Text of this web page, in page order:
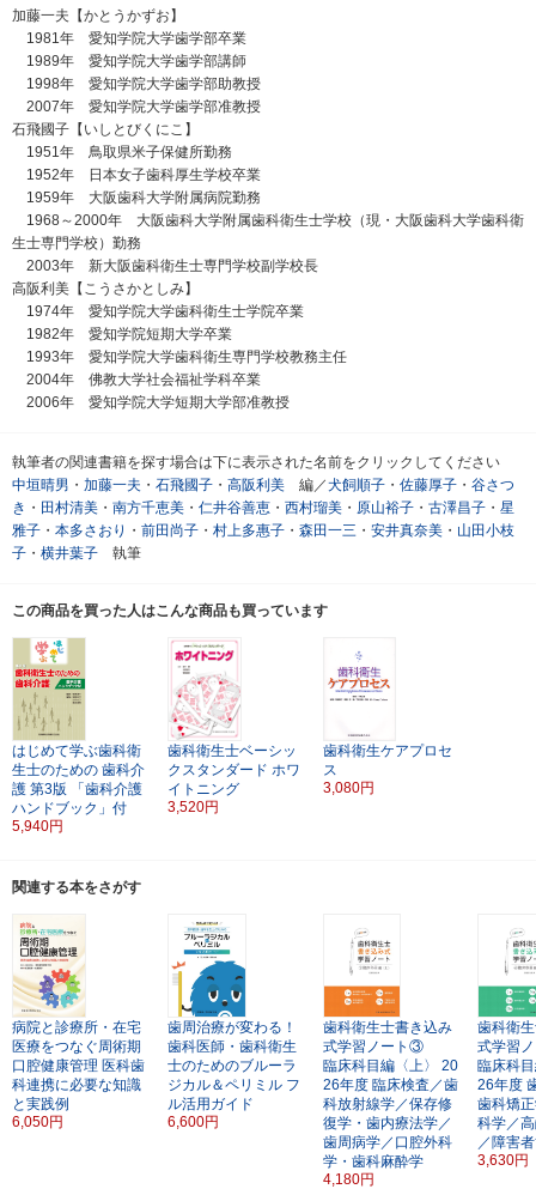
加藤一夫【かとうかずお】
1981年 愛知学院大学歯学部卒業
1989年 愛知学院大学歯学部講師
1998年 愛知学院大学歯学部助教授
2007年 愛知学院大学歯学部准教授
石飛國子【いしとびくにこ】
1951年 鳥取県米子保健所勤務
1952年 日本女子歯科厚生学校卒業
1959年 大阪歯科大学附属病院勤務
1968～2000年 大阪歯科大学附属歯科衛生士学校（現・大阪歯科大学歯科衛
生士専門学校）勤務
2003年 新大阪歯科衛生士専門学校副学校長
高阪利美【こうさかとしみ】
1974年 愛知学院大学歯科衛生士学院卒業
1982年 愛知学院短期大学卒業
1993年 愛知学院大学歯科衛生専門学校教務主任
2004年 佛教大学社会福祉学科卒業
2006年 愛知学院大学短期大学部准教授
執筆者の関連書籍を探す場合は下に表示された名前をクリックしてください
中垣晴男 ・ 加藤一夫 ・ 石飛國子 ・ 高阪利美 編／犬飼順子 ・ 佐藤厚子 ・ 谷さつ
き ・ 田村清美 ・ 南方千恵美 ・ 仁井谷善恵 ・ 西村瑠美 ・ 原山裕子 ・ 古澤昌子 ・ 星
雅子 ・ 本多さおり ・ 前田尚子 ・ 村上多惠子 ・ 森田一三 ・ 安井真奈美 ・ 山田小枝
子 ・ 横井葉子 執筆
この商品を買った人はこんな商品も買っています
はじめて学ぶ歯科衛
生士のための 歯科介
護 第3版
「歯科介護
ハンドブック」付
5,940円
歯科衛生士ベーシッ
クスタンダード ホワ
イトニング
3,520円
歯科衛生ケアプロセ
ス
3,080円
関連する本をさがす
病院と診療所・在宅
医療をつなぐ周術期
口腔健康管理 医科歯
科連携に必要な知識
と実践例
6,050円
歯周治療が変わる！
歯科医師・歯科衛生
士のためのブルーラ
ジカル＆ペリミル フ
ル活用ガイド
6,600円
歯科衛生士書き込み
式学習ノート③
臨床科目編〈上〉
20
26年度 臨床検査／歯
科放射線学／保存修
復学・歯内療法学／
歯周病学／口腔外科
学・歯科麻酔学
4,180円
歯科衛
式学習
臨床科
26年度
歯科矯
科学／
／障害
3,630円